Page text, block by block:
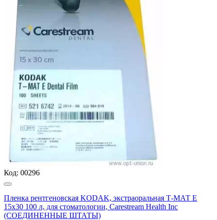
Код: 00296
Пленка рентгеновская KODAK, экстраоральная Т-МАТ Е
15х30 100 л, для стоматологии, Carestream Health Inc
(СОЕДИНЕННЫЕ ШТАТЫ)